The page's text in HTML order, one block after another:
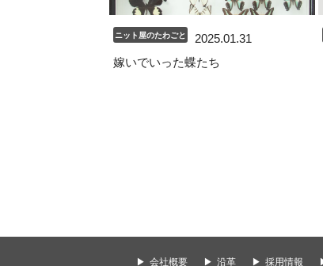
ニット屋のたわごと
2025.01.31
嫁いでいった蝶たち
会社概要 沿革 採用情報